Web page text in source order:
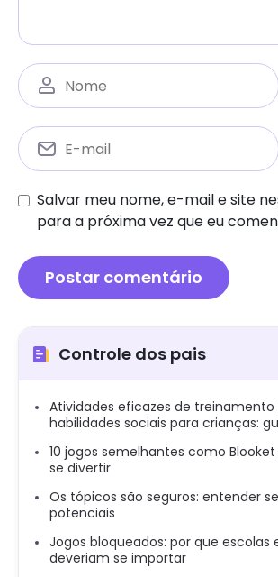
Salvar meu nome, e-mail e site
para a próxima vez que eu
Controle dos pais
Atividades eficazes de treinamento
habilidades sociais para crianças:
10 jogos semelhantes como
se divertir
Os tópicos são seguros: entender
potenciais
Jogos bloqueados: por que escolas
deveriam se importar